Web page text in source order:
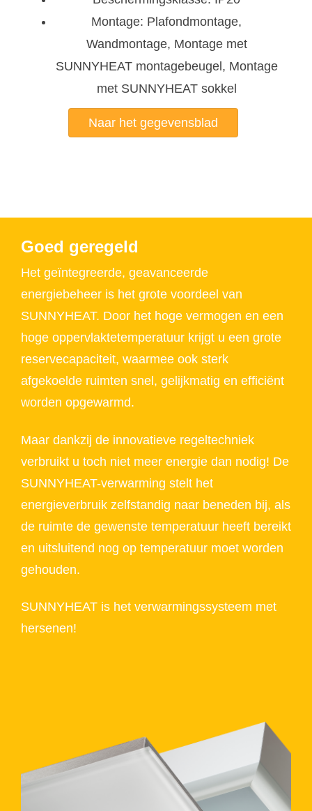
Montage: Plafondmontage,
Wandmontage, Montage met
SUNNYHEAT montagebeugel, Montage
met SUNNYHEAT sokkel
Naar het gegevensblad
Goed geregeld
Het geïntegreerde, geavanceerde
energiebeheer is het grote voordeel van
SUNNYHEAT. Door het hoge vermogen en een
hoge oppervlaktetemperatuur krijgt u een grote
reservecapaciteit, waarmee ook sterk
afgekoelde ruimten snel, gelijkmatig en efficiënt
worden opgewarmd.
Maar dankzij de innovatieve regeltechniek
verbruikt u toch niet meer energie dan nodig! De
SUNNYHEAT-verwarming stelt het
energieverbruik zelfstandig naar beneden bij, als
de ruimte de gewenste temperatuur heeft bereikt
en uitsluitend nog op temperatuur moet worden
gehouden.
SUNNYHEAT is het verwarmingssysteem met
hersenen!